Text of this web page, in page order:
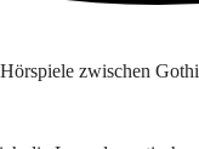
zwischen